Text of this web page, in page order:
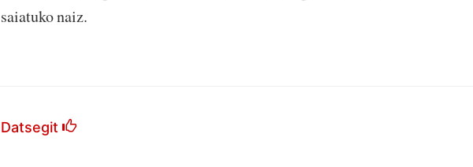
saiatuko naiz.
Datsegit